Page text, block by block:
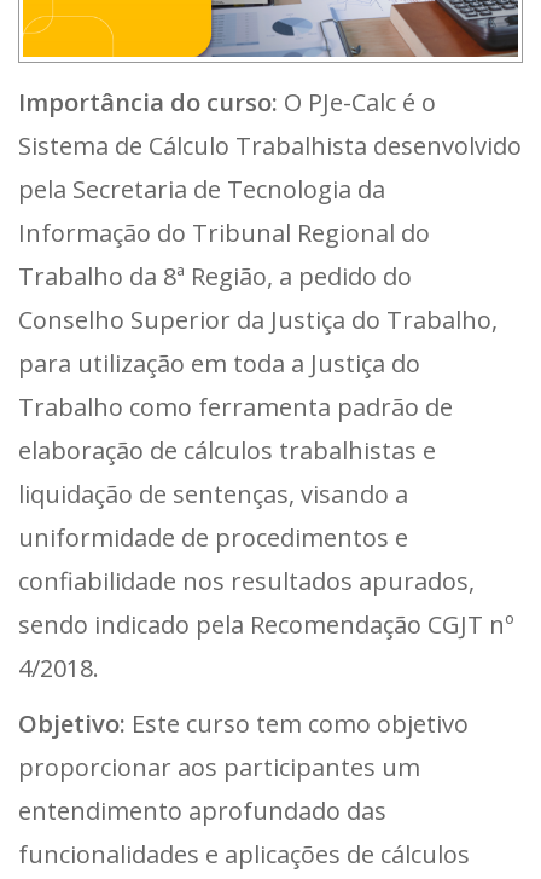
Importância do curso: O PJe-Calc é o
Sistema de Cálculo Trabalhista desenvolvido
pela Secretaria de Tecnologia da
Informação do Tribunal Regional do
Trabalho da 8ª Região, a pedido do
Conselho Superior da Justiça do Trabalho,
para utilização em toda a Justiça do
Trabalho como ferramenta padrão de
elaboração de cálculos trabalhistas e
liquidação de sentenças, visando a
uniformidade de procedimentos e
confiabilidade nos resultados apurados,
sendo indicado pela Recomendação CGJT nº
4/2018.
Objetivo: Este curso tem como objetivo
proporcionar aos participantes um
entendimento aprofundado das
funcionalidades e aplicações de cálculos